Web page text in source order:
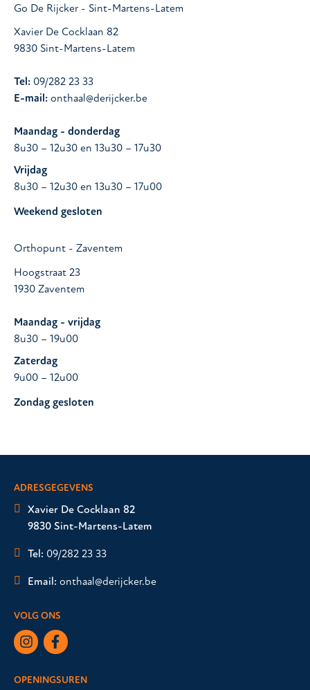
Go De Rijcker - Sint-Martens-Latem
Xavier De Cocklaan 82
9830 Sint-Martens-Latem
Tel: 09/282 23 33
E-mail: onthaal@derijcker.be
Maandag - donderdag
8u30 – 12u30 en 13u30 – 17u30
Vrijdag
8u30 – 12u30 en 13u30 – 17u00
Weekend gesloten
Orthopunt - Zaventem
Hoogstraat 23
1930 Zaventem
Maandag - vrijdag
8u30 – 19u00
Zaterdag
9u00 – 12u00
Zondag gesloten
ADRESGEGEVENS
Xavier De Cocklaan 82
9830 Sint-Martens-Latem
Tel: 09/282 23 33
Email: onthaal@derijcker.be
VOLG ONS
OPENINGSUREN